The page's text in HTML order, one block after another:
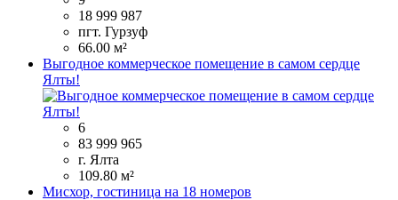
18 999 987
пгт. Гурзуф
66.00 м²
Выгодное коммерческое помещение в самом сердце
Ялты!
6
83 999 965
г. Ялта
109.80 м²
Мисхор, гостиница на 18 номеров